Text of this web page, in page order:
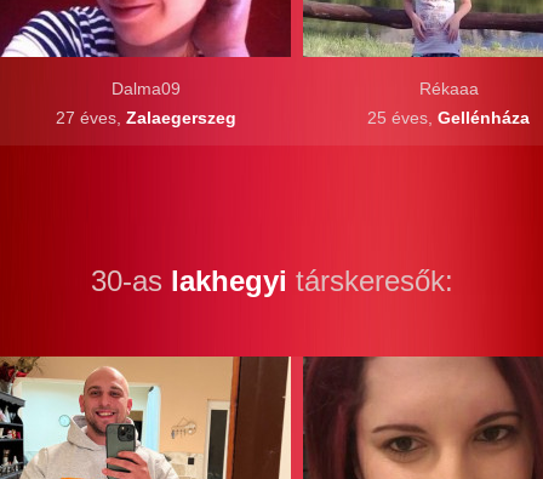
Dalma09
27 éves, Zalaegerszeg
Rékaaa
25 éves, Gellénháza
30-as lakhegyi társkeresők: